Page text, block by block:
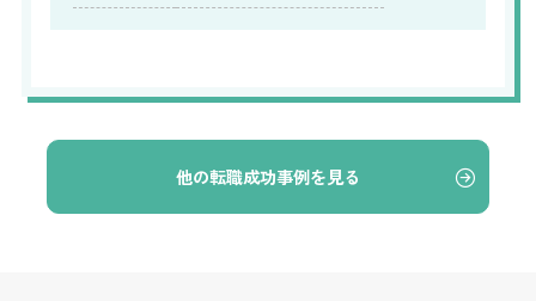
他の転職成功事例を見る